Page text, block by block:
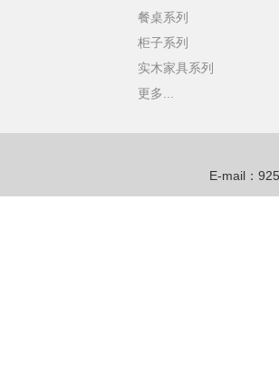
餐桌系列
柜子系列
实木家具系列
更多...
E-mail：